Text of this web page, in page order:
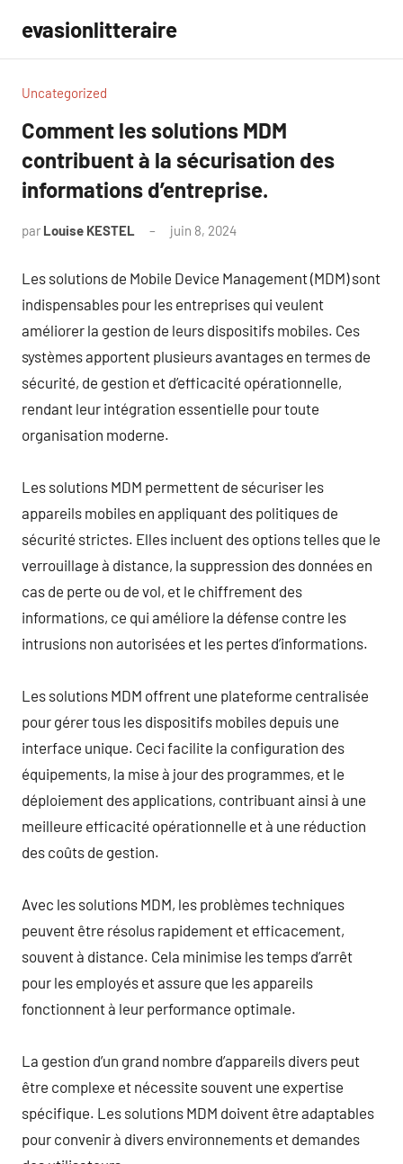
contenu
evasionlitteraire
Uncategorized
Comment les solutions MDM
contribuent à la sécurisation des
informations d’entreprise.
par Louise KESTEL juin 8, 2024
Les solutions de Mobile Device Management (MDM) sont
indispensables pour les entreprises qui veulent
améliorer la gestion de leurs dispositifs mobiles. Ces
systèmes apportent plusieurs avantages en termes de
sécurité, de gestion et d’efficacité opérationnelle,
rendant leur intégration essentielle pour toute
organisation moderne.
Les solutions MDM permettent de sécuriser les
appareils mobiles en appliquant des politiques de
sécurité strictes. Elles incluent des options telles que le
verrouillage à distance, la suppression des données en
cas de perte ou de vol, et le chiffrement des
informations, ce qui améliore la défense contre les
intrusions non autorisées et les pertes d’informations.
Les solutions MDM offrent une plateforme centralisée
pour gérer tous les dispositifs mobiles depuis une
interface unique. Ceci facilite la configuration des
équipements, la mise à jour des programmes, et le
déploiement des applications, contribuant ainsi à une
meilleure efficacité opérationnelle et à une réduction
des coûts de gestion.
Avec les solutions MDM, les problèmes techniques
peuvent être résolus rapidement et efficacement,
souvent à distance. Cela minimise les temps d’arrêt
pour les employés et assure que les appareils
fonctionnent à leur performance optimale.
La gestion d’un grand nombre d’appareils divers peut
être complexe et nécessite souvent une expertise
spécifique. Les solutions MDM doivent être adaptables
pour convenir à divers environnements et demandes